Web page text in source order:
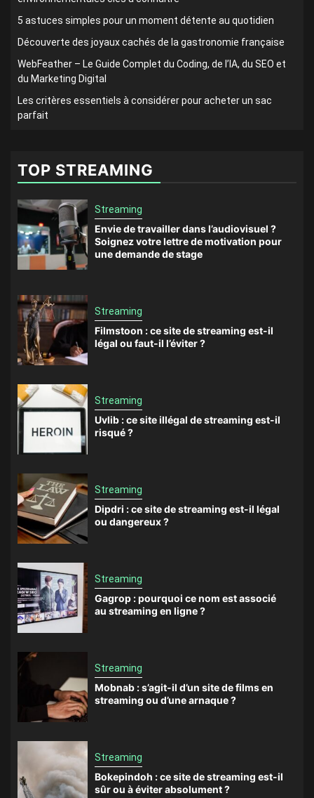
5 astuces simples pour un moment détente au quotidien
Découverte des joyaux cachés de la gastronomie française
WebFeather – Le Guide Complet du Coding, de l’IA, du SEO et
du Marketing Digital
Les critères essentiels à considérer pour acheter un sac
parfait
TOP STREAMING
Streaming
Envie de travailler dans l’audiovisuel ?
Soignez votre lettre de motivation pour
une demande de stage
Streaming
Filmstoon : ce site de streaming est-il
légal ou faut-il l’éviter ?
Streaming
Uvlib : ce site illégal de streaming est-il
risqué ?
Streaming
Dipdri : ce site de streaming est-il légal
ou dangereux ?
Streaming
Gagrop : pourquoi ce nom est associé
au streaming en ligne ?
Streaming
Mobnab : s’agit-il d’un site de films en
streaming ou d’une arnaque ?
Streaming
Bokepindoh : ce site de streaming est-il
sûr ou à éviter absolument ?